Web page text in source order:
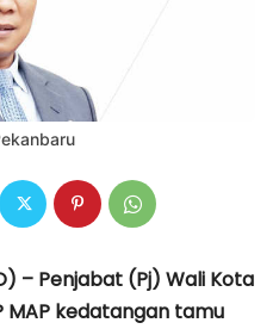
– Penjabat (Pj) Wali Kota
MAP kedatangan tamu